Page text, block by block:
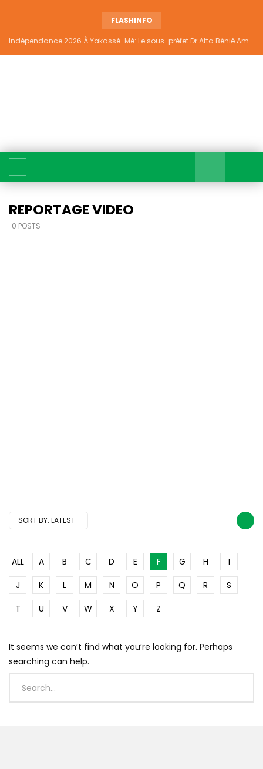
FLASHINFO
Indépendance 2026 À Yakassé-Mé: Le sous-préfet Dr Atta Bénié Amédé appelle à l’unité, à la sécurité et au développement
REPORTAGE VIDEO
0 POSTS
SORT BY: LATEST
ALL A B C D E F G H
I
J
K L M N O P Q R
S
T
U V W X Y Z
It seems we can’t find what you’re looking for. Perhaps
searching can help.